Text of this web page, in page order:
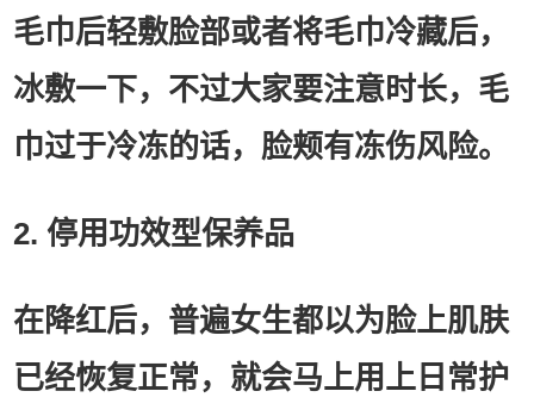
毛巾后轻敷脸部或者将毛巾冷藏后，
冰敷一下，不过大家要注意时长，毛
巾过于冷冻的话，脸颊有冻伤风险。
2. 停用功效型保养品
在降红后，普遍女生都以为脸上肌肤
已经恢复正常，就会马上用上日常护